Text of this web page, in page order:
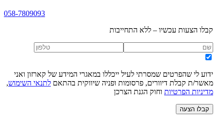
058-7809093
קבלו הצעות עכשיו – ללא התחייבות
ידוע לי שהפרטים שמסרתי לעיל ייכללו במאגרי המידע של קארזון ואני
מאשר/ת קבלת דיוורים, פרסומות ופניה שיווקית בהתאם לתנאי השימוש,
מדיניות הפרטיות וחוק הגנת הצרכן
קבלו הצעה